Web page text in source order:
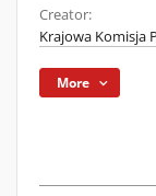
Creator:
Krajowa Komisja
More